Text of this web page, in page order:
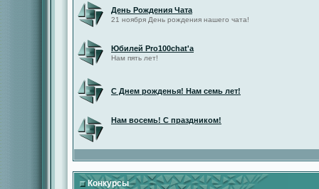
День Рождения Чата
21 ноября День рождения нашего чата!
Юбилей Pro100chat'а
Нам пять лет!
С Днем рожденья! Нам семь лет!
Нам восемь! С праздником!
Конкурсы